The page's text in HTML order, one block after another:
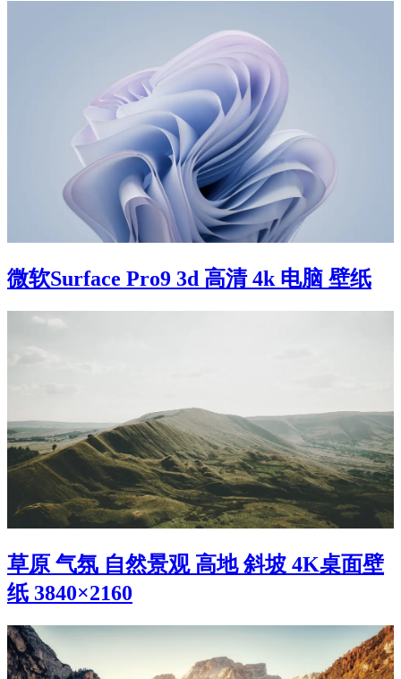
微软Surface Pro9 3d 高清 4k 电脑 壁纸
草原 气氛 自然景观 高地 斜坡 4K桌面壁
纸 3840×2160